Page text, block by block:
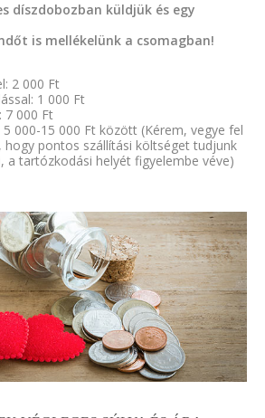
díszdobozban küldjük és egy
is mellékelünk a csomagban!
2 000 Ft
1 000 Ft
7 000 Ft
5 000-15 000 Ft között (Kérem, vegye fel
hogy pontos szállítási költséget tudjunk
a tartózkodási helyét figyelembe véve)